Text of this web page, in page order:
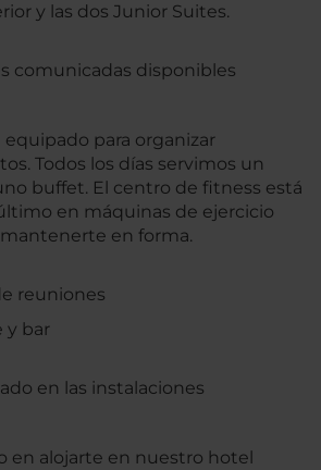
y las dos Junior Suites.
comunicadas disponibles
para organizar
Todos los días servimos un
buffet. El centro de fitness está
en máquinas de ejercicio
en forma.
reuniones
y bar
en las instalaciones
en alojarte en nuestro hotel